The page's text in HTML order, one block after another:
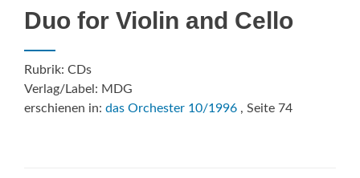
Duo for Violin and Cello
Rubrik: CDs
Verlag/Label: MDG
erschienen in: das Orchester 10/1996 , Seite 74